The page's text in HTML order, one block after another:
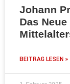
Johann
Das
BEITRAG LESEN »